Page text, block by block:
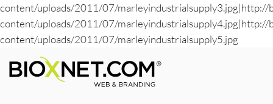
content/uploads/2011/07/marleyindustrialsupply3.jpg|http://
content/uploads/2011/07/marleyindustrialsupply4.jpg|http://
content/uploads/2011/07/marleyindustrialsupply5.jpg